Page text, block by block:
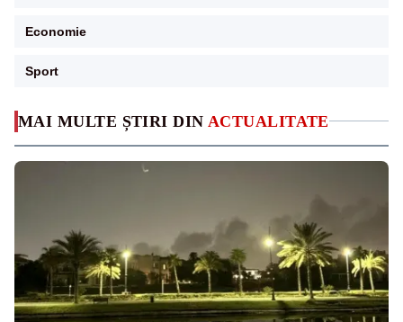
MAI MULTE ȘTIRI DIN ACTUALITATE
Economie
Sport